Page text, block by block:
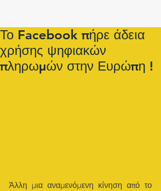
Το Facebook πήρε άδεια
χρήσης ψηφιακών
πληρωμών στην Ευρώπη !
Άλλη μια αναμενόμενη κίνηση από το